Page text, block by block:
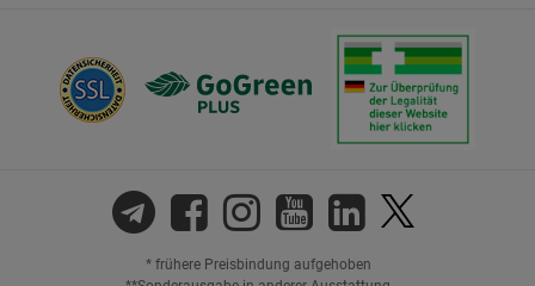
* frühere Preisbindung aufgehoben